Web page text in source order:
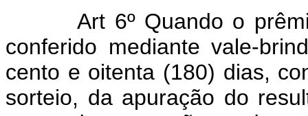
Art 6º Quando o prêmio
conferido mediante vale-
cento e oitenta (180) dias,
sorteio, da apuração do